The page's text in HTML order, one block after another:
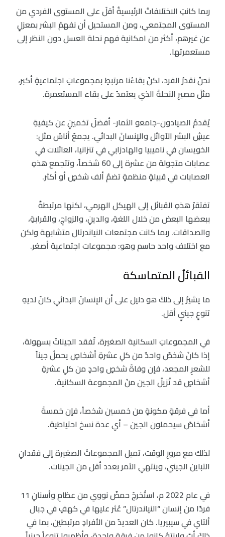
ربما كانتِ الاختلافاتُ الرئيسيةُ أقلَ على المستوى الفردي من
المستوى المجتمعي، ومن المستحيل أن نفهمَ البشر بمعزلٍ
عن غيرهم، أكثر من امكانية فهم نحلة العسل دون النظر إلى
مستعمرتها.
نحنُ نقدرُ الفرد، لكنَ بقاءُنا مرتبطٍ بمجموعاتٍ اجتماعيةٍ أكبر،
مثلَ مصيرِ النحلةَ الذي يعتمدُ على بقاء المستعمرة.
يُقدمُ الصيادون-جامعو الثمار- أفضلَ تخمينٍ عن كيفيةِ
عيشِ البشر الآوائل والإنسانَ البدائي. يجمعُ أناسٌ مثل:
الخويسان في ناميبيا والهادزابي في تنزانيا، العائلات في
عصابات متجولة من عشرة إلى 60 شخصاً، وتتجمع هذهِ
العصابات في قبيلةٍ منظمةٍ تضمُ ألف شخصٍ أو أكثر.
تفتقرُ هذهِ القبائل إلى الهيكل الهرمي، لكنها مرتبطةٌ
ببعضها البعض من خلال اللغةِ، والدينِ، والزواجِ، والقرابةِ،
والصداقات. ربما كانت مجتمعات النياندرتال متشابهة ولكن
مع اختلاف واحد حاسم وهو: مجموعات اجتماعية أصغر.
القبائلُ المتماسكة
ما يشيرُ إلى ذلكَ هو دليل على أن الإنسانَ البدائي كانَ لديهِ
تنوعٍ جينيٍ أقل.
في المجموعاتِ السكانية الصغيرة، تُفقد الجيناتُ بسهولة،
إذا كانَ شخصٌ واحدٌ من كلِ عشرةِ أشخاصٍ يحملُ جيناً
للشعرِ المجعد، فإن وفاةَ شخصٍ واحدٍ من كلِ عشرةِ
أشخاصٍ قد تُزيلُ الجين منَ المجموعة السكانية.
أما في فرقةٍ مكونةٍ من خمسين شخصاً، فإن خمسةَ
أشخاصً سيحملون الجين – أي عدة نسخ احتياطية.
لذلك مع مرورِ الوقت، تميل المجموعاتُ الصغيرة إلى فقدانِ
التباين الجيني، وينتهي الأمر بعدد أقل من الجينات.
في عام 2022 م، استُخرجَ حمضٌ نووي من عظامِ وأسنانِ 11
فردًا من إنسان “النياندرتال” عُثر عليها في كهفٍ في جبال
ألتاي في سيبيريا. كان العديدُ من الأفرادِ مرتبطين، بما في